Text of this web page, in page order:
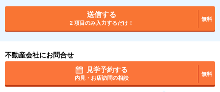
送信する
2 項目のみ入力するだけ！
無料
不動産会社にお問合せ
見学予約する
内見・お店訪問の相談
無料